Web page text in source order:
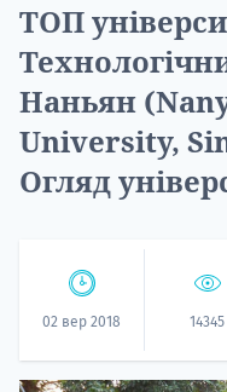
ТОП
Наньян
University,
Огляд
02 вер 2018 14345